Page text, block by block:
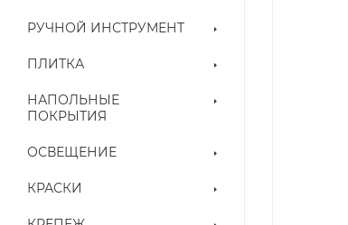
РУЧНОЙ ИНСТРУМЕНТ
ПЛИТКА
НАПОЛЬНЫЕ
ПОКРЫТИЯ
ОСВЕЩЕНИЕ
КРАСКИ